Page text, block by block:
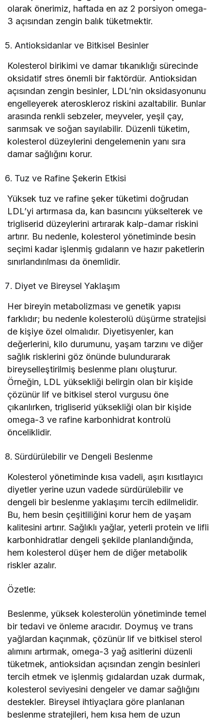
olarak önerimiz, haftada en az 2 porsiyon omega-
3 açısından zengin balık tüketmektir.
Antioksidanlar ve Bitkisel Besinler
Kolesterol birikimi ve damar tıkanıklığı sürecinde
oksidatif stres önemli bir faktördür. Antioksidan
açısından zengin besinler, LDL’nin oksidasyonunu
engelleyerek ateroskleroz riskini azaltabilir. Bunlar
arasında renkli sebzeler, meyveler, yeşil çay,
sarımsak ve soğan sayılabilir. Düzenli tüketim,
kolesterol düzeylerini dengelemenin yanı sıra
damar sağlığını korur.
Tuz ve Rafine Şekerin Etkisi
Yüksek tuz ve rafine şeker tüketimi doğrudan
LDL’yi artırmasa da, kan basıncını yükselterek ve
trigliserid düzeylerini artırarak kalp-damar riskini
artırır. Bu nedenle, kolesterol yönetiminde besin
seçimi kadar işlenmiş gıdaların ve hazır paketlerin
sınırlandırılması da önemlidir.
Diyet ve Bireysel Yaklaşım
Her bireyin metabolizması ve genetik yapısı
farklıdır; bu nedenle kolesterolü düşürme stratejisi
de kişiye özel olmalıdır. Diyetisyenler, kan
değerlerini, kilo durumunu, yaşam tarzını ve diğer
sağlık risklerini göz önünde bulundurarak
bireyselleştirilmiş beslenme planı oluşturur.
Örneğin, LDL yüksekliği belirgin olan bir kişide
çözünür lif ve bitkisel sterol vurgusu öne
çıkarılırken, trigliserid yüksekliği olan bir kişide
omega-3 ve rafine karbonhidrat kontrolü
önceliklidir.
Sürdürülebilir ve Dengeli Beslenme
Kolesterol yönetiminde kısa vadeli, aşırı kısıtlayıcı
diyetler yerine uzun vadede sürdürülebilir ve
dengeli bir beslenme yaklaşımı tercih edilmelidir.
Bu, hem besin çeşitliliğini korur hem de yaşam
kalitesini artırır. Sağlıklı yağlar, yeterli protein ve lifli
karbonhidratlar dengeli şekilde planlandığında,
hem kolesterol düşer hem de diğer metabolik
riskler azalır.
Özetle:
Beslenme, yüksek kolesterolün yönetiminde temel
bir tedavi ve önleme aracıdır. Doymuş ve trans
yağlardan kaçınmak, çözünür lif ve bitkisel sterol
alımını artırmak, omega-3 yağ asitlerini düzenli
tüketmek, antioksidan açısından zengin besinleri
tercih etmek ve işlenmiş gıdalardan uzak durmak,
kolesterol seviyesini dengeler ve damar sağlığını
destekler. Bireysel ihtiyaçlara göre planlanan
beslenme stratejileri, hem kısa hem de uzun